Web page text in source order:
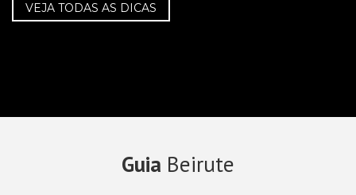
VEJA TODAS AS DICAS
Guia Beirute